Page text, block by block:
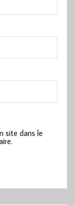
site dans le